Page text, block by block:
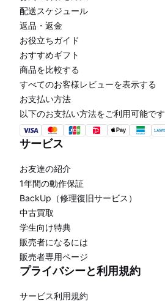
配送スケジュール
返品・返金
お役立ちガイド
おすすめギフト
商品を比較する
すべてのお客様レビューを表示する
お支払い方法
以下のお支払い方法をご利用可能です
サービス
お友達の紹介
1年間の動作保証
BackUp（修理復旧サービス）
中古買取
学生向け特典
販売者になるには
販売者専用ページ
プライバシーと利用規約
サービス利用規約